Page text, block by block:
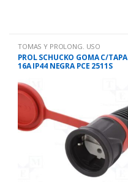
TOMAS Y PROLONG. USO
DOMESTICO
PROL SCHUCKO GOMA C/TAPA
16A IP44 NEGRA PCE 2511S